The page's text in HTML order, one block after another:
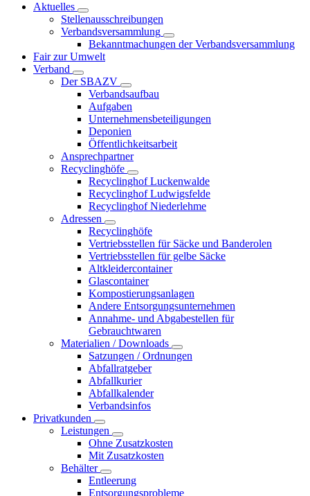
Aktuelles
Stellenausschreibungen
Verbandsversammlung
Bekanntmachungen der Verbandsversammlung
Fair zur Umwelt
Verband
Der SBAZV
Verbandsaufbau
Aufgaben
Unternehmensbeteiligungen
Deponien
Öffentlichkeitsarbeit
Ansprechpartner
Recyclinghöfe
Recyclinghof Luckenwalde
Recyclinghof Ludwigsfelde
Recyclinghof Niederlehme
Adressen
Recyclinghöfe
Vertriebsstellen für Säcke und Banderolen
Vertriebsstellen für gelbe Säcke
Altkleidercontainer
Glascontainer
Kompostierungsanlagen
Andere Entsorgungsunternehmen
Annahme- und Abgabestellen für
Gebrauchtwaren
Materialien / Downloads
Satzungen / Ordnungen
Abfallratgeber
Abfallkurier
Abfallkalender
Verbandsinfos
Privatkunden
Leistungen
Ohne Zusatzkosten
Mit Zusatzkosten
Behälter
Entleerung
Entsorgungsprobleme